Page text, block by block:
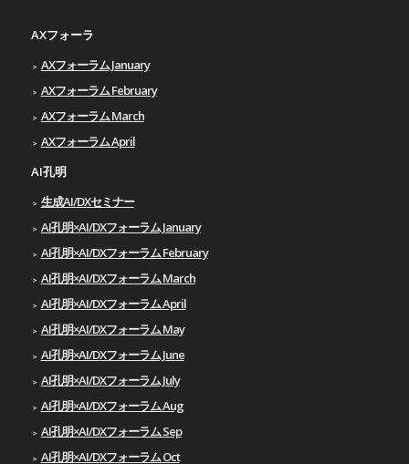
AXフォーラ
AXフォーラム January
AXフォーラム February
AXフォーラム March
AXフォーラム April
AI孔明
生成AI/DXセミナー
AI孔明×AI/DXフォーラム January
AI孔明×AI/DXフォーラム February
AI孔明×AI/DXフォーラム March
AI孔明×AI/DXフォーラム April
AI孔明×AI/DXフォーラム May
AI孔明×AI/DXフォーラム June
AI孔明×AI/DXフォーラム July
AI孔明×AI/DXフォーラム Aug
AI孔明×AI/DXフォーラム Sep
AI孔明×AI/DXフォーラム Oct